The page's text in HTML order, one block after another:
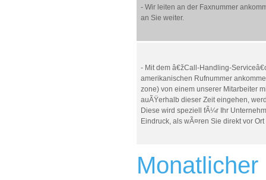
- Wir leiten an der Faxnummer
an Sie weiter.
- Mit dem â€žCall-Handling-
amerikanischen Rufnummer
zone) von einem unserer Mitarbeiter
auÃŸerhalb dieser Zeit eingehen,
Diese wird speziell fÃ¼r Ihr
Eindruck, als wÃ¤ren Sie direkt vor